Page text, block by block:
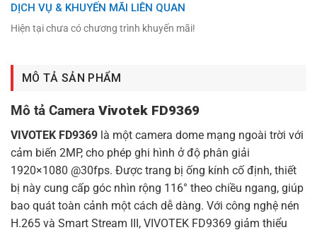
DỊCH VỤ & KHUYẾN MÃI LIÊN QUAN
Hiện tại chưa có chương trình khuyến mãi!
MÔ TẢ SẢN PHẨM
Mô tả Camera Vivotek FD9369
VIVOTEK FD9369 là một camera dome mạng ngoài trời với
cảm biến 2MP, cho phép ghi hình ở độ phân giải
1920×1080 @30fps. Được trang bị ống kính cố định, thiết
bị này cung cấp góc nhìn rộng 116° theo chiều ngang, giúp
bao quát toàn cảnh một cách dễ dàng. Với công nghệ nén
H.265 và Smart Stream III, VIVOTEK FD9369 giảm thiểu